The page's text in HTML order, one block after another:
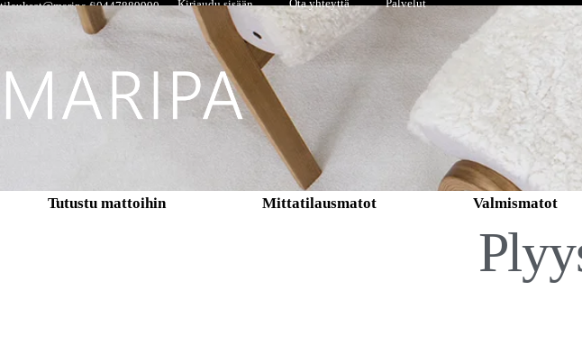
tilaukset@maripa.fi0447889990 Kirjaudu sisään Ota yhteyttä Palvelut
Tutustu mattoihin Mittatilausmatot Valmismatot